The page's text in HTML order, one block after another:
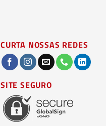
CURTA NOSSAS REDES
SITE SEGURO